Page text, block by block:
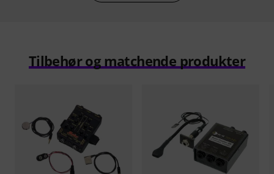
Tilbehør og matchende produkter